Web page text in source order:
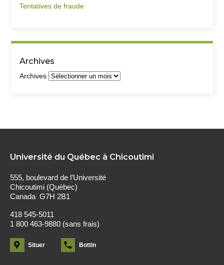
Tentatives de fraude
Archives
Archives
Université du Québec à Chicoutimi
555, boulevard de l’Université
Chicoutimi (Québec)
Canada G7H 2B1
418 545-5011
1 800 463-9880 (sans frais)
Situer Bottin